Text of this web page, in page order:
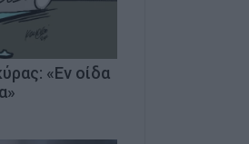
«Εν οίδα